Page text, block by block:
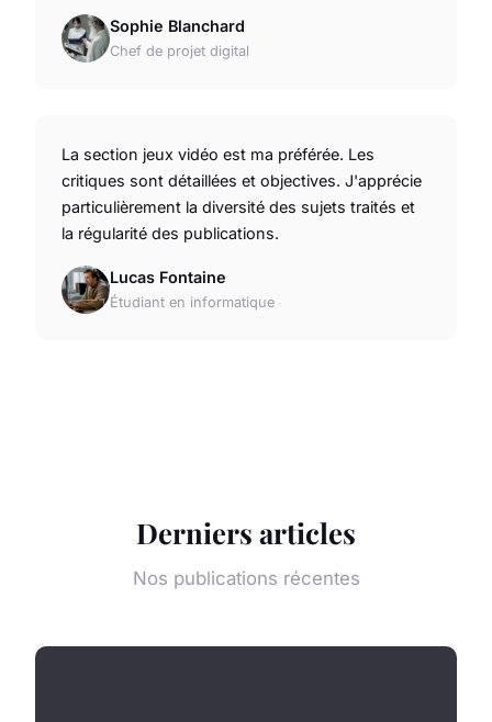
Sophie Blanchard
Chef de projet digital
La section jeux vidéo est ma préférée. Les
critiques sont détaillées et objectives. J'apprécie
particulièrement la diversité des sujets traités et
la régularité des publications.
Lucas Fontaine
Étudiant en informatique
Derniers articles
Nos publications récentes